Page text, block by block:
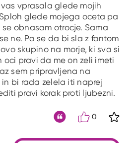
vprasala glede mojih
glede mojega oceta pa
obnasam otrocje. Sama
ne. Pa se da bi sla z fantom
skupino na morje, ki sva si
oci pravi da me on zeli imeti
sem pripravljena na
in bi rada zelela iti naprej
pravi korak proti ljubezni.
0